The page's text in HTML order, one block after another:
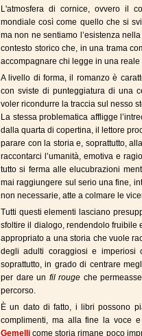
L'atmosfera di cornice, ovvero il
mondiale così come quello che si
ma non ne sentiamo l’esistenza
contesto storico che, in una trama
accompagnare chi legge in una
A livello di forma, il romanzo è
con sviste di punteggiatura di una
voler ricondurre la traccia sul nesso
La stessa problematica affligge
dalla quarta di copertina, il lettore
parare con la storia e, soprattutto,
raccontarci l’umanità, emotiva e
tutto si ferma alle elucubrazioni
mai raggiungere sul serio una fine,
non necessarie, atte a colmare le
Tutti questi elementi lasciano
sfoltire il dialogo, rendendolo fruibile
appropriato a una storia che vuole
degli adulti coraggiosi e imperiosi
soprattutto, in grado di centrare
per dare un fil rouge che
percorso.
È un dato di fatto, i libri possono
complimenti, ma alla fine la voce
Gemelli come storia rimane poco